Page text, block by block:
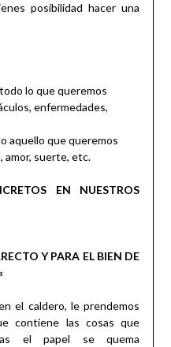
posibilidad hacer una
lo que queremos
enfermedades,
aquello que queremos
amor, suerte, etc.
EN NUESTROS
Y PARA EL BIEN DE
el caldero, le prendemos
contiene las cosas que
el papel se quema